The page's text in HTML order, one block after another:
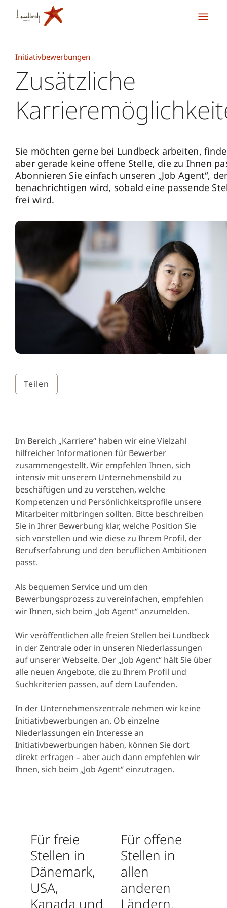
Teilen
Initiativbewerbungen
Zusätzliche
Sie möchten gerne bei Lundbeck arbeiten,
aber gerade keine offene Stelle, die zu Ihnen
Abonnieren Sie einfach unseren „Job Agent“,
benachrichtigen wird, sobald eine passende
frei wird.
Im Bereich „Karriere“ haben wir eine Vielzahl
hilfreicher Informationen für Bewerber
zusammengestellt. Wir empfehlen Ihnen, sich
intensiv mit unserem Unternehmensbild zu
beschäftigen und zu verstehen, welche
Kompetenzen und Persönlichkeitsprofile unsere
Mitarbeiter mitbringen sollten. Bitte beschreiben
Sie in Ihrer Bewerbung klar, welche Position Sie
sich vorstellen und wie diese zu Ihrem Profil, der
Berufserfahrung und den beruflichen Ambitionen
passt.
Als bequemen Service und um den
Bewerbungsprozess zu vereinfachen, empfehlen
wir Ihnen, sich beim „Job Agent“ anzumelden.
Wir veröffentlichen alle freien Stellen bei Lundbeck
in der Zentrale oder in unseren Niederlassungen
auf unserer Webseite. Der „Job Agent“ hält Sie über
alle neuen Angebote, die zu Ihrem Profil und
Suchkriterien passen, auf dem Laufenden.
In der Unternehmenszentrale nehmen wir keine
Initiativbewerbungen an. Ob einzelne
Niederlassungen ein Interesse an
Initiativbewerbungen haben, können Sie dort
direkt erfragen – aber auch dann empfehlen wir
Ihnen, sich beim „Job Agent“ einzutragen.
Für freie
Stellen in
Dänemark,
USA,
Kanada und
Für offene
Stellen in
allen
anderen
Ländern.